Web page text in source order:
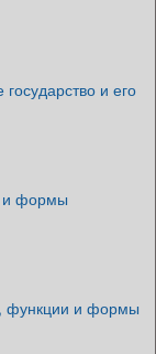
и его
и формы
функции и формы